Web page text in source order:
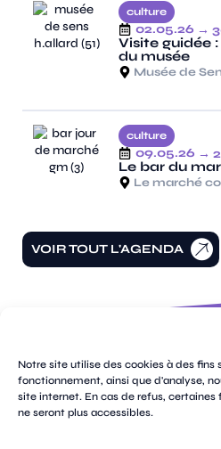
Notre site utilise des cookies à des fins
fonctionnement, ainsi que d'analyse,
site internet. En cas de refus,
ne seront plus accessibles.
culture
02.05.26 →
Visite guidée
du musée
Musée de
culture
09.05.26 →
Le bar du
Le marché
VOIR TOUT L'AGENDA
de la
république
CS
70809
89108